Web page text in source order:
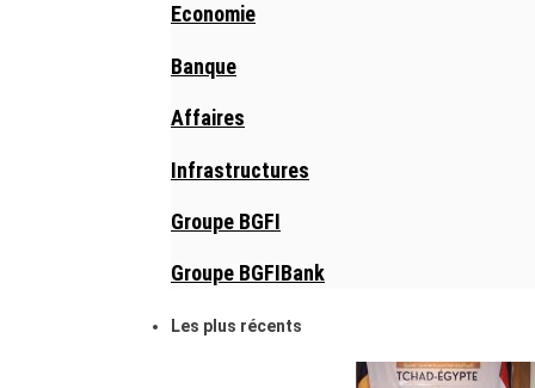
Economie
Banque
Affaires
Infrastructures
Groupe BGFI
Groupe BGFIBank
Les plus récents